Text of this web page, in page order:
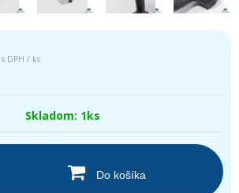
s DPH / ks
Skladom: 1ks
Do košíka